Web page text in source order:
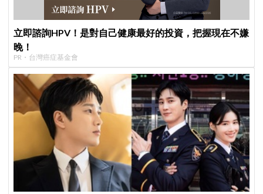
立即諮詢HPV！是對自己健康最好的投資，把握現在不嫌
晚！
PR・台灣癌症基金會